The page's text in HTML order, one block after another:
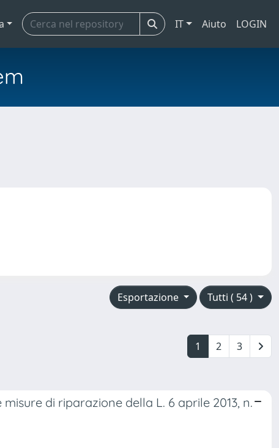
IT Aiuto LOGIN
Tutti ( 54 )
Esportazione
1 2 3
di riparazione della L. 6 aprile 2013, n.